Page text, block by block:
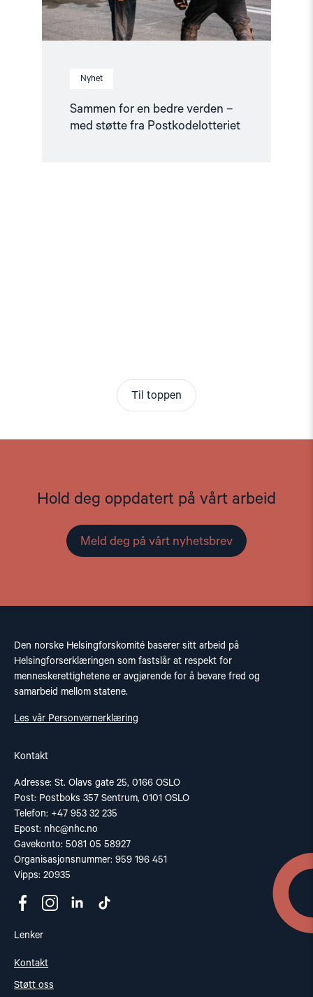
Nyhet
Sammen for en bedre verden –
med støtte fra Postkodelotteriet
Postkodelotteriet"
Til toppen
Hold deg oppdatert på vårt arbeid
Meld deg på vårt nyhetsbrev
Den norske Helsingforskomité baserer sitt arbeid på
Helsingforserklæringen som fastslår at respekt for
menneskerettighetene er avgjørende for å bevare fred og
samarbeid mellom statene.
Les vår Personvernerklæring
Kontakt
Adresse: St. Olavs gate 25, 0166 OSLO
Post: Postboks 357 Sentrum, 0101 OSLO
Telefon: +47 953 32 235
Epost: nhc@nhc.no
Gavekonto: 5081 05 58927
Organisasjonsnummer: 959 196 451
Vipps: 20935
Lenker
Kontakt
Støtt oss